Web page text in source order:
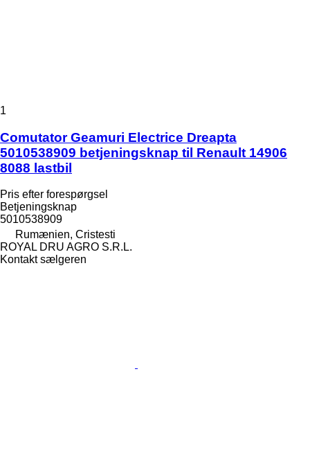
1
Comutator Geamuri Electrice Dreapta
5010538909 betjeningsknap til Renault 14906
8088 lastbil
Pris efter forespørgsel
Betjeningsknap
5010538909
Rumænien, Cristesti
ROYAL DRU AGRO S.R.L.
Kontakt sælgeren